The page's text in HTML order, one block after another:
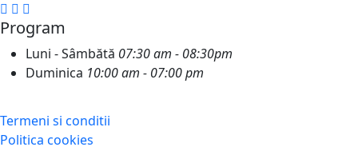
Program
Luni - Sâmbătă 07:30 am - 08:30pm
Duminica 10:00 am - 07:00 pm
Termeni si conditii
Politica cookies